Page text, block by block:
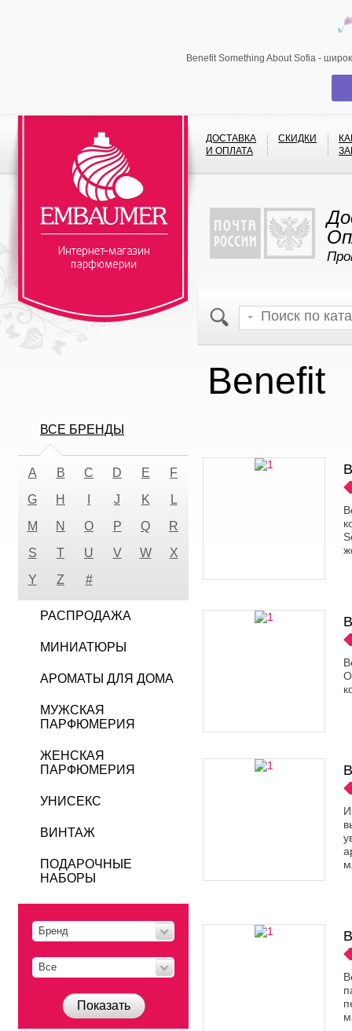
Benefit Something About Sofia -
ДОСТАВКА
И ОПЛАТА
СКИДКИ
Benefit
ВСЕ БРЕНДЫ
A B C D E
F
G
H J K
L
M
N O P Q
R
S
T U V W
X
Y
Z #
РАСПРОДАЖА
МИНИАТЮРЫ
АРОМАТЫ ДЛЯ ДОМА
МУЖСКАЯ
ПАРФЮМЕРИЯ
ЖЕНСКАЯ
ПАРФЮМЕРИЯ
УНИСЕКС
ВИНТАЖ
ПОДАРОЧНЫЕ
НАБОРЫ
Бренд
Все
Показать